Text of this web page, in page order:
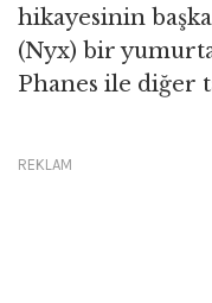
hikayesinin
(Nyx) bir
Phanes ile diğer
REKLAM